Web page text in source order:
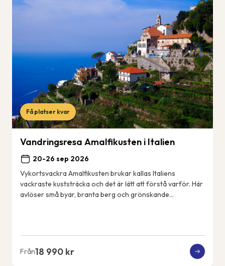
Få platser kvar
Vandringsresa Amalfikusten i Italien
20-26 sep 2026
Vykortsvackra Amalfikusten brukar kallas Italiens
vackraste kuststräcka och det är lätt att förstå varför. Här
avlöser små byar, branta berg och grönskande
Från18 990 kr